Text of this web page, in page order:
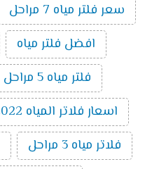
سعر فلتر مياه 7 مراحل
افضل فلتر مياه
فلتر مياه 5 مراحل
اسعار فلاتر المياه 2022
فلاتر مياه 3 مراحل